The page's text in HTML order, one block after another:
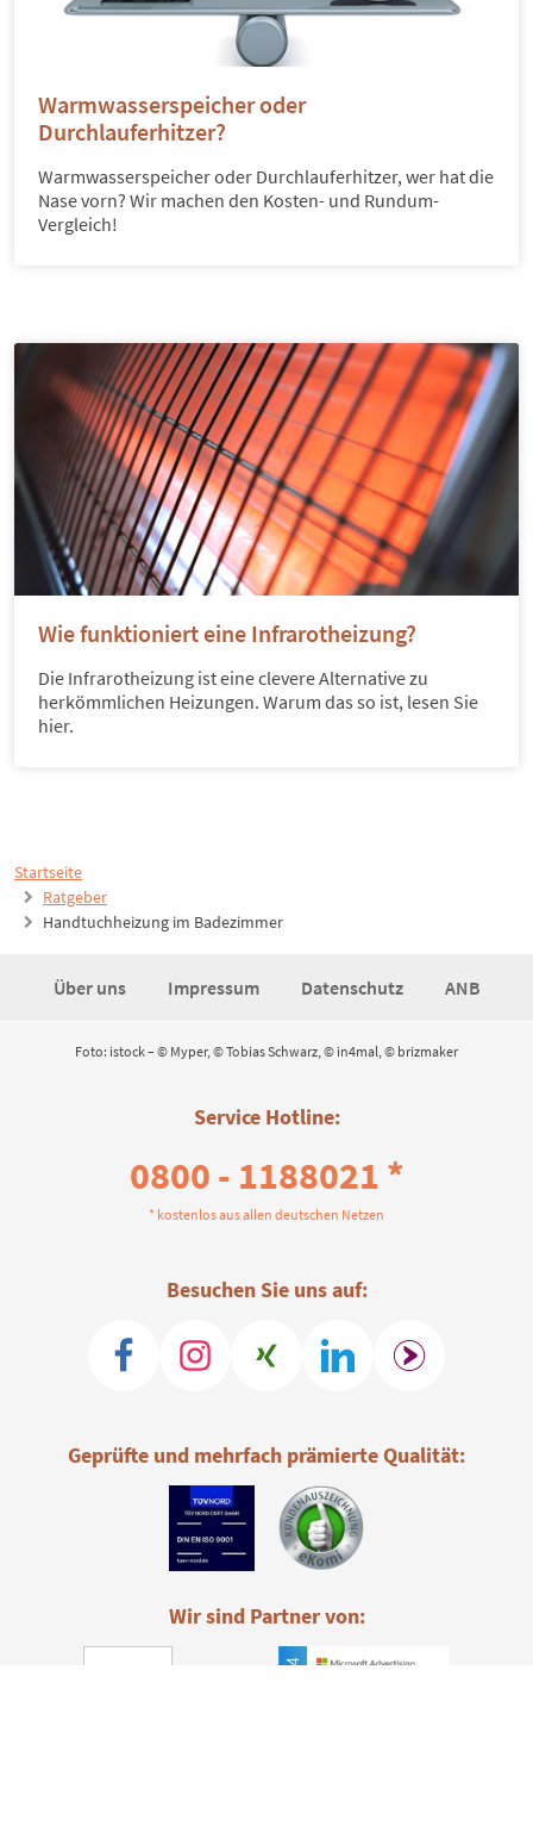
Startseite
Ratgeber
Handtuchheizung im Badezimmer
Warmwasserspeicher oder
Durchlauferhitzer?
Warmwasserspeicher oder Durchlauferhitzer, wer hat die
Nase vorn? Wir machen den Kosten- und Rundum-
Vergleich!
Wie funktioniert eine Infrarotheizung?
Die Infrarotheizung ist eine clevere Alternative zu
herkömmlichen Heizungen. Warum das so ist, lesen Sie
hier.
Über uns Impressum Datenschutz ANB
Foto: istock – © Myper, © Tobias Schwarz, © in4mal, © brizmaker
Service Hotline:
0800 - 1188021 *
* kostenlos aus allen deutschen Netzen
Besuchen Sie uns auf:
Geprüfte und mehrfach prämierte Qualität:
Wir sind Partner von: